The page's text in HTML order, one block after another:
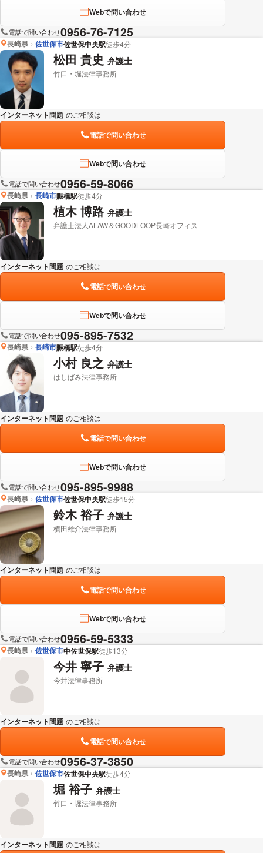
Webで問い合わせ
電話で問い合わせ0956-76-7125
長崎県 佐世保市佐世保中央駅徒歩4分
松田 貴史 弁護士
竹口・堀法律事務所
インターネット問題 のご相談は
電話で問い合わせ
Webで問い合わせ
電話で問い合わせ0956-59-8066
長崎県 長崎市賑橋駅徒歩4分
植木 博路 弁護士
弁護士法人ALAW＆GOODLOOP長崎オフィス
インターネット問題 のご相談は
電話で問い合わせ
Webで問い合わせ
電話で問い合わせ095-895-7532
長崎県 長崎市賑橋駅徒歩4分
小村 良之 弁護士
はしばみ法律事務所
インターネット問題 のご相談は
電話で問い合わせ
Webで問い合わせ
電話で問い合わせ095-895-9988
長崎県 佐世保市佐世保中央駅徒歩15分
鈴木 裕子 弁護士
横田雄介法律事務所
インターネット問題 のご相談は
電話で問い合わせ
Webで問い合わせ
電話で問い合わせ0956-59-5333
長崎県 佐世保市中佐世保駅徒歩13分
今井 寧子 弁護士
今井法律事務所
インターネット問題 のご相談は
電話で問い合わせ
電話で問い合わせ0956-37-3850
長崎県 佐世保市佐世保中央駅徒歩4分
堀 裕子 弁護士
竹口・堀法律事務所
インターネット問題 のご相談は